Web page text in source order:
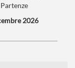
40
Partenze
2026